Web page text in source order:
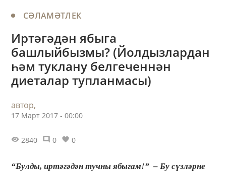
СӘЛАМӘТЛЕК
Иртәгәдән ябыга
башлыйбызмы? (Йолдызлардан
һәм туклану белгеченнән
диеталар тупланмасы)
автор,
17 Март 2017 - 00:00
2840 0 0
“Булды, иртәгәдән тучны ябыгам!” – Бу сүзләрне